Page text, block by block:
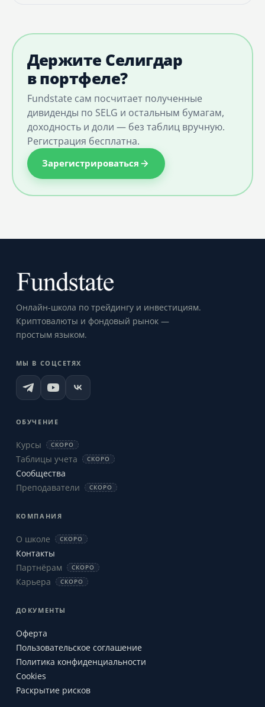
Держите Селигдар
в портфеле?
Fundstate сам посчитает полученные
дивиденды по SELG и остальным бумагам,
доходность и доли — без таблиц вручную.
Регистрация бесплатна.
Зарегистрироваться
Онлайн-школа по трейдингу и инвестициям.
Криптовалюты и фондовый рынок —
простым языком.
МЫ В СОЦСЕТЯХ
ОБУЧЕНИЕ
Курсы СКОРО
Таблицы учета СКОРО
Сообщества
Преподаватели
СКОРО
КОМПАНИЯ
О школе СКОРО
Контакты
Партнёрам
СКОРО
Карьера СКОРО
ДОКУМЕНТЫ
Оферта
Пользовательское соглашение
Политика конфиденциальности
Cookies
Раскрытие рисков